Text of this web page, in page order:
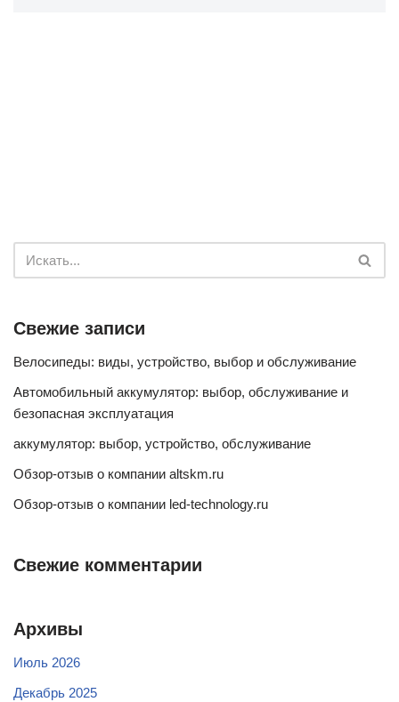
Свежие записи
Велосипеды: виды, устройство, выбор и обслуживание
Автомобильный аккумулятор: выбор, обслуживание и
безопасная эксплуатация
аккумулятор: выбор, устройство, обслуживание
Обзор-отзыв о компании altskm.ru
Обзор-отзыв о компании led-technology.ru
Свежие комментарии
Архивы
Июль 2026
Декабрь 2025